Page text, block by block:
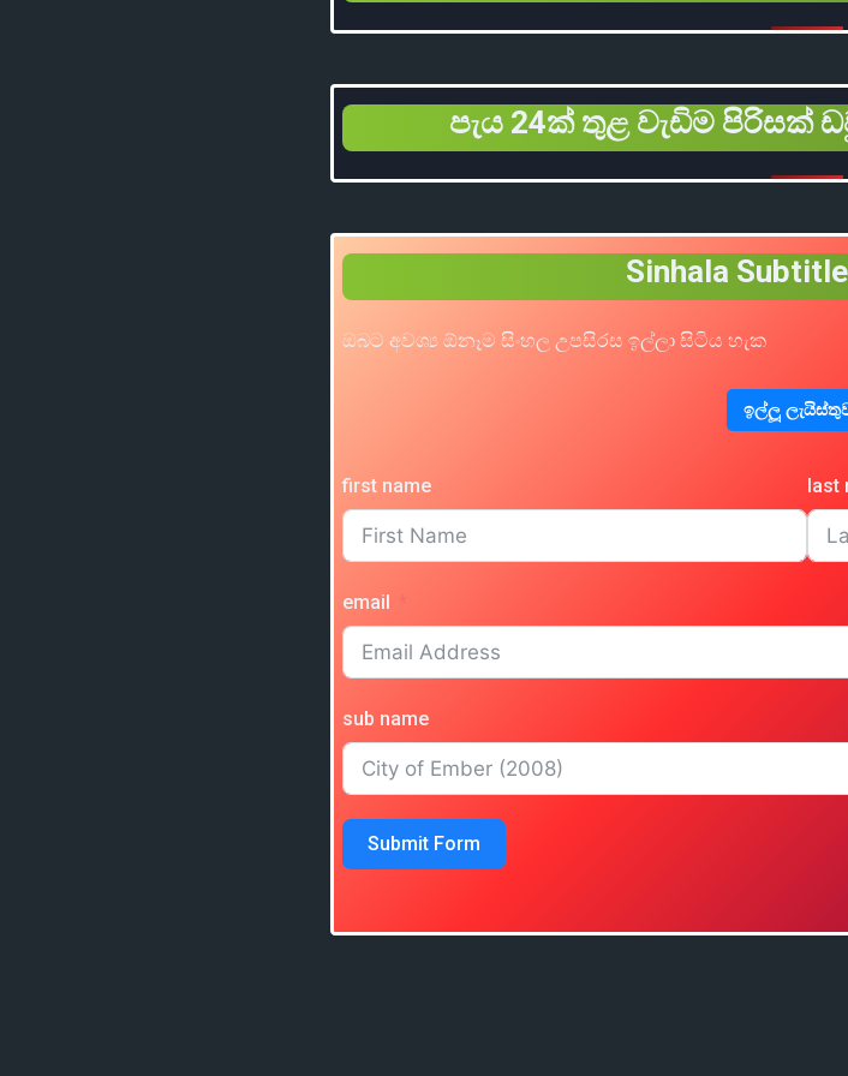
පැය 24ක් තුළ වැඩිම
Sinhala
ඔබට අවශ්‍ය ඕනෑම සිංහල උපසිරස ඉල්ලා සිටිය හැක
ඉල්ලූ
first name last
email
sub name
Submit Form